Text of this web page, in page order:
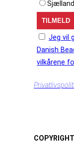
Jeg vil
Danish
vilkårene